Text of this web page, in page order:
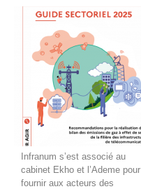
Infranum s’est associé au
cabinet Ekho et l’Ademe pour
fournir aux acteurs des